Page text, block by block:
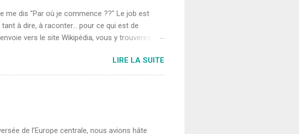
me dis "Par où je commence ??" Le job est
tant à dire, à raconter… pour ce qui est de
vers le site Wikipédia, vous y trouverez
m’amène à partager une réflexion
c’est un incontestablement un tout, c’est
des habitants, des traditions, des blessures,
nous les lisons, nous les écoutons, mais
LIRE LA SUITE
de l’Europe centrale, nous avions hâte